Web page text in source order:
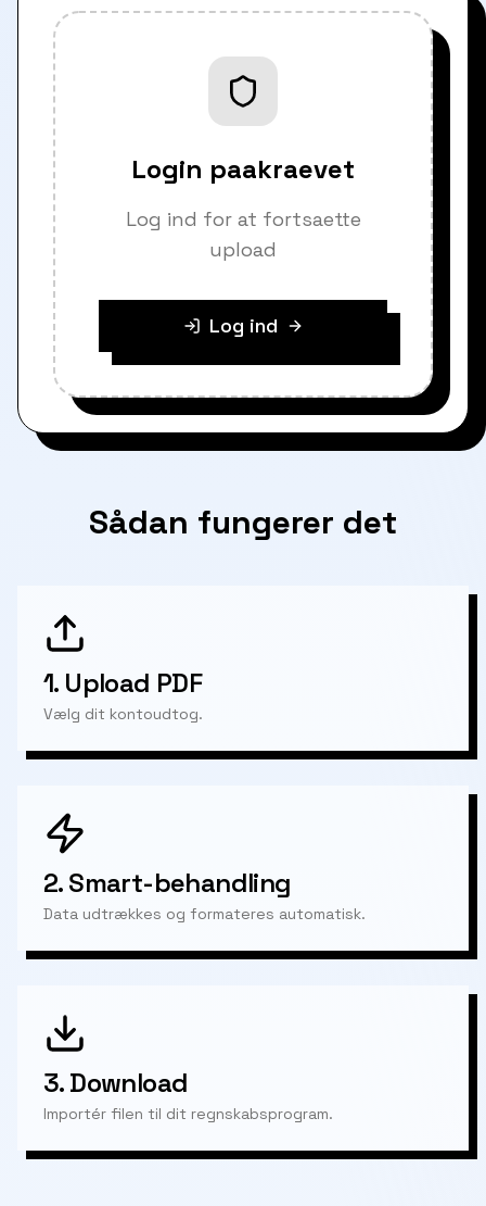
Login paakraevet
Log ind for at fortsaette
upload
Log ind
Sådan fungerer det
1. Upload PDF
Vælg dit kontoudtog.
2.Smart-behandling
Data udtrækkes og formateres automatisk.
3.Download
Importér filen til dit regnskabsprogram.